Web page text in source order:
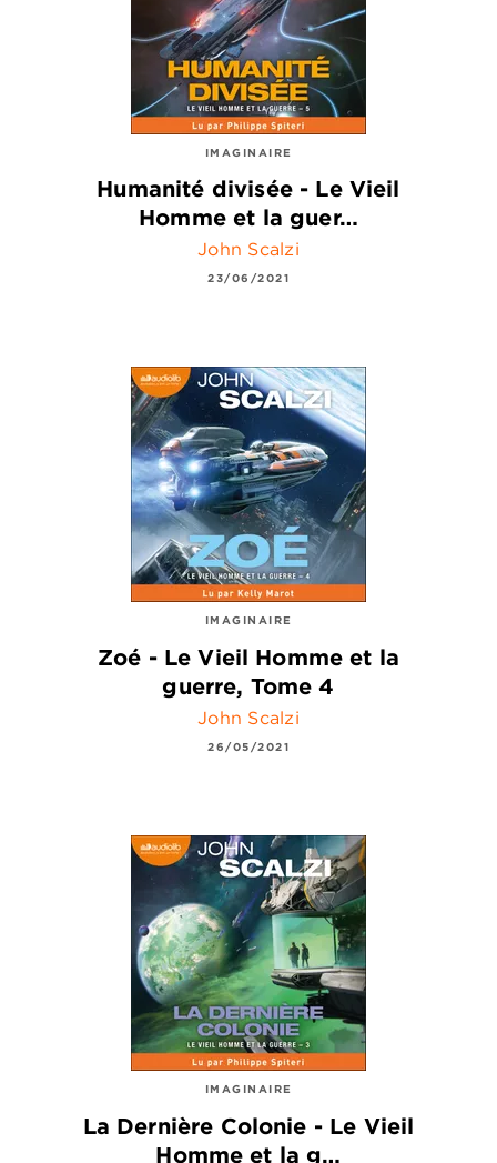
IMAGINAIRE
Humanité divisée - Le Vieil
Homme et la guer…
John Scalzi
23/06/2021
IMAGINAIRE
Zoé - Le Vieil Homme et la
guerre, Tome 4
John Scalzi
26/05/2021
IMAGINAIRE
La Dernière Colonie - Le Vieil
Homme et la g…